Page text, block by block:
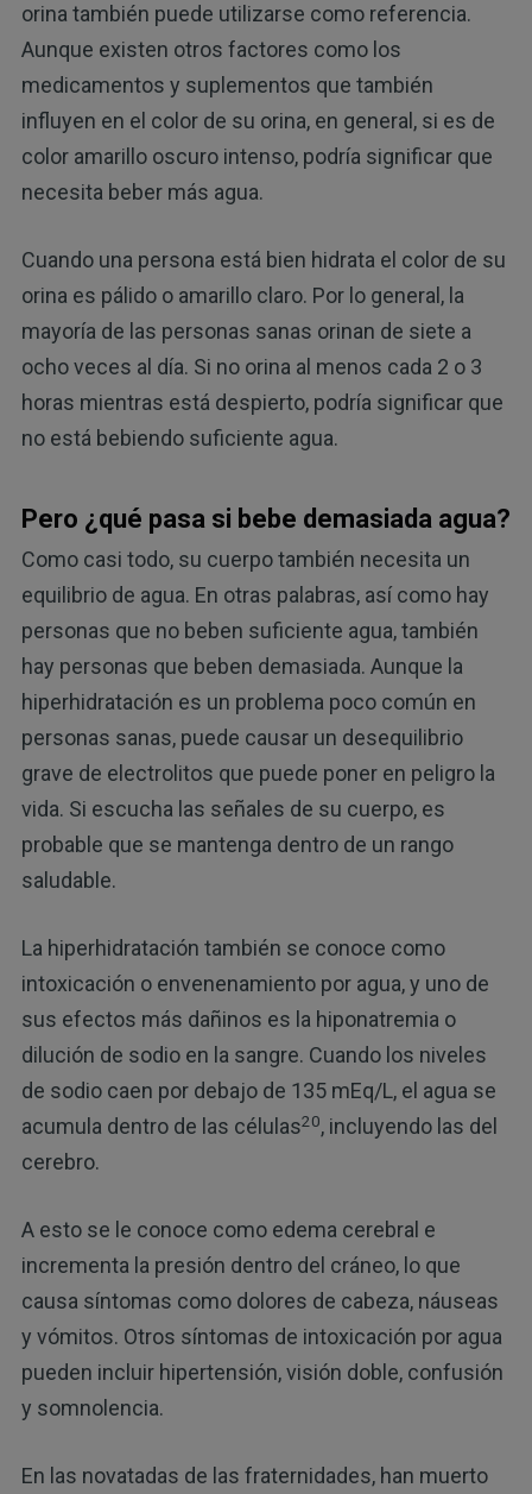
orina también puede utilizarse como referencia.
Aunque existen otros factores como los
medicamentos y suplementos que también
influyen en el color de su orina, en general, si es de
color amarillo oscuro intenso, podría significar que
necesita beber más agua.
Cuando una persona está bien hidrata el color de su
orina es pálido o amarillo claro. Por lo general, la
mayoría de las personas sanas orinan de siete a
ocho veces al día. Si no orina al menos cada 2 o 3
horas mientras está despierto, podría significar que
no está bebiendo suficiente agua.
Pero ¿qué pasa si bebe demasiada agua?
Como casi todo, su cuerpo también necesita un
equilibrio de agua. En otras palabras, así como hay
personas que no beben suficiente agua, también
hay personas que beben demasiada. Aunque la
hiperhidratación es un problema poco común en
personas sanas, puede causar un desequilibrio
grave de electrolitos que puede poner en peligro la
vida. Si escucha las señales de su cuerpo, es
probable que se mantenga dentro de un rango
saludable.
La hiperhidratación también se conoce como
intoxicación o envenenamiento por agua, y uno de
sus efectos más dañinos es la hiponatremia o
dilución de sodio en la sangre. Cuando los niveles
de sodio caen por debajo de 135 mEq/L, el agua se
acumula dentro de las células20, incluyendo las del
cerebro.
A esto se le conoce como edema cerebral e
incrementa la presión dentro del cráneo, lo que
causa síntomas como dolores de cabeza, náuseas
y vómitos. Otros síntomas de intoxicación por agua
pueden incluir hipertensión, visión doble, confusión
y somnolencia.
En las novatadas de las fraternidades, han muerto